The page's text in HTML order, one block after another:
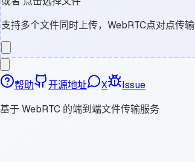
支持多个文件同时上传，WebRTC点对点传输
帮助 开源地址 X
Issue
基于 WebRTC 的端到端文件传输服务